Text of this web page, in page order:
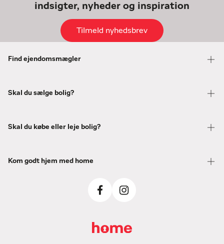
indsigter, nyheder og inspiration
Tilmeld nyhedsbrev
Find ejendomsmægler
Skal du sælge bolig?
Skal du købe eller leje bolig?
Kom godt hjem med home